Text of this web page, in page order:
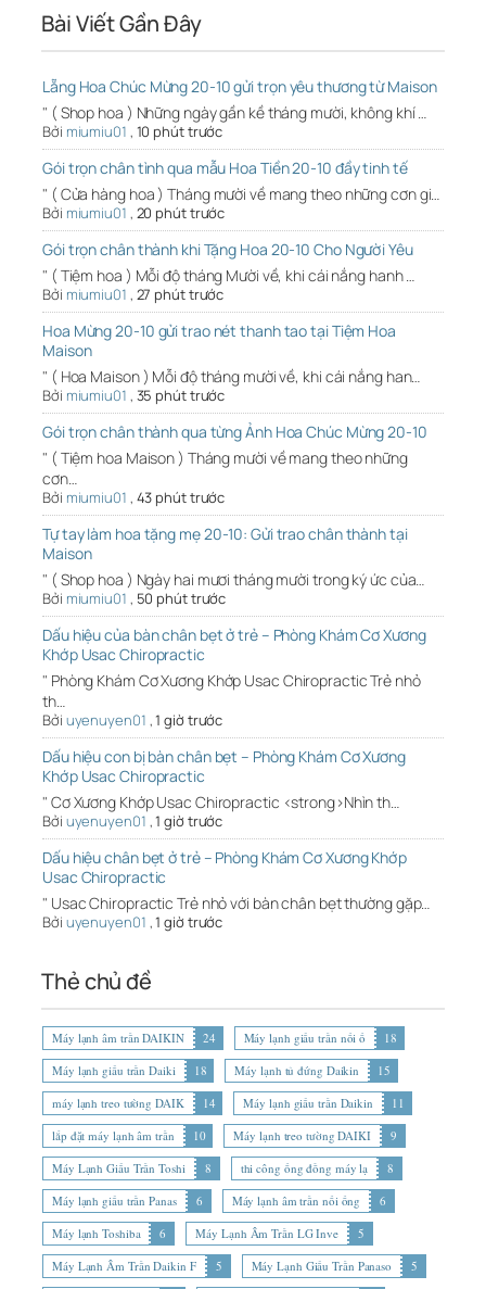
Bài Viết Gần Đây
Lẵng Hoa Chúc Mừng 20-10 gửi trọn yêu thương từ Maison
" ( Shop hoa ) Những ngày gần kề tháng mười, không khí …
Bởi miumiu01 , 10 phút trước
Gói trọn chân tình qua mẫu Hoa Tiền 20-10 đầy tinh tế
" ( Cửa hàng hoa ) Tháng mười về mang theo những cơn gi…
Bởi miumiu01 , 20 phút trước
Gói trọn chân thành khi Tặng Hoa 20-10 Cho Người Yêu
" ( Tiệm hoa ) Mỗi độ tháng Mười về, khi cái nắng hanh …
Bởi miumiu01 , 27 phút trước
Hoa Mừng 20-10 gửi trao nét thanh tao tại Tiệm Hoa
Maison
" ( Hoa Maison ) Mỗi độ tháng mười về, khi cái nắng han…
Bởi miumiu01 , 35 phút trước
Gói trọn chân thành qua từng Ảnh Hoa Chúc Mừng 20-10
" ( Tiệm hoa Maison ) Tháng mười về mang theo những
cơn…
Bởi miumiu01 , 43 phút trước
Tự tay làm hoa tặng mẹ 20-10: Gửi trao chân thành tại
Maison
" ( Shop hoa ) Ngày hai mươi tháng mười trong ký ức của…
Bởi miumiu01 , 50 phút trước
Dấu hiệu của bàn chân bẹt ở trẻ – Phòng Khám Cơ Xương
Khớp Usac Chiropractic
" Phòng Khám Cơ Xương Khớp Usac Chiropractic Trẻ nhỏ
th…
Bởi uyenuyen01 ,1 giờ trước
Dấu hiệu con bị bàn chân bẹt – Phòng Khám Cơ Xương
Khớp Usac Chiropractic
" Cơ Xương Khớp Usac Chiropractic <strong>Nhìn th…
Bởi uyenuyen01 ,1 giờ trước
Dấu hiệu chân bẹt ở trẻ – Phòng Khám Cơ Xương Khớp
Usac Chiropractic
" Usac Chiropractic Trẻ nhỏ với bàn chân bẹt thường gặp…
Bởi uyenuyen01 ,1 giờ trước
Thẻ chủ đề
Máy lạnh âm trần DAIKIN 24 Máy lạnh giấu trần nối ố
18
Máy lạnh giấu trần Daiki
18 Máy lạnh tủ đứng Daikin
15
máy lạnh treo tường DAIK
14 Máy lạnh giấu trần Daikin
11
lắp đặt máy lạnh âm trần
10 Máy lạnh treo tường DAIKI
9
Máy Lạnh Giấu Trần Toshi
8 thi công ống đồng máy lạ
8
Máy lạnh giấu trần Panas
6 Máy lạnh âm trần nối ống
6
Máy lạnh Toshiba
6 Máy Lạnh Âm Trần LG Inve
5
Máy Lạnh Âm Trần Daikin F
5 Máy Lạnh Giấu Trần Panaso
5